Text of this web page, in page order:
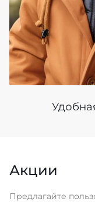
Акции
Предлагайте